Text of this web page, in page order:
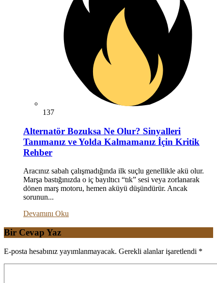
137
Alternatör Bozuksa Ne Olur? Sinyalleri
Tanımanız ve Yolda Kalmamanız İçin Kritik
Rehber
Aracınız sabah çalışmadığında ilk suçlu genellikle akü olur.
Marşa bastığınızda o iç bayıltıcı “tık” sesi veya zorlanarak
dönen marş motoru, hemen aküyü düşündürür. Ancak
sorunun...
Devamını Oku
Bir Cevap Yaz
E-posta hesabınız yayımlanmayacak. Gerekli alanlar işaretlendi *